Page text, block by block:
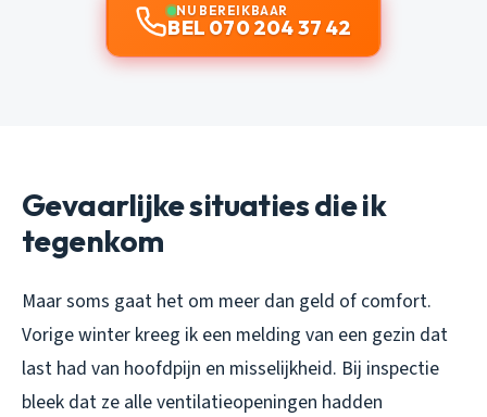
NU BEREIKBAAR
BEL 070 204 37 42
Gevaarlijke situaties die ik
tegenkom
Maar soms gaat het om meer dan geld of comfort.
Vorige winter kreeg ik een melding van een gezin dat
last had van hoofdpijn en misselijkheid. Bij inspectie
bleek dat ze alle ventilatieopeningen hadden